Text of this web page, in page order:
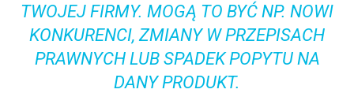
TWOJEJ FIRMY. MOGĄ TO BYĆ NP. NOWI
KONKURENCI, ZMIANY W PRZEPISACH
PRAWNYCH LUB SPADEK POPYTU NA
DANY PRODUKT.